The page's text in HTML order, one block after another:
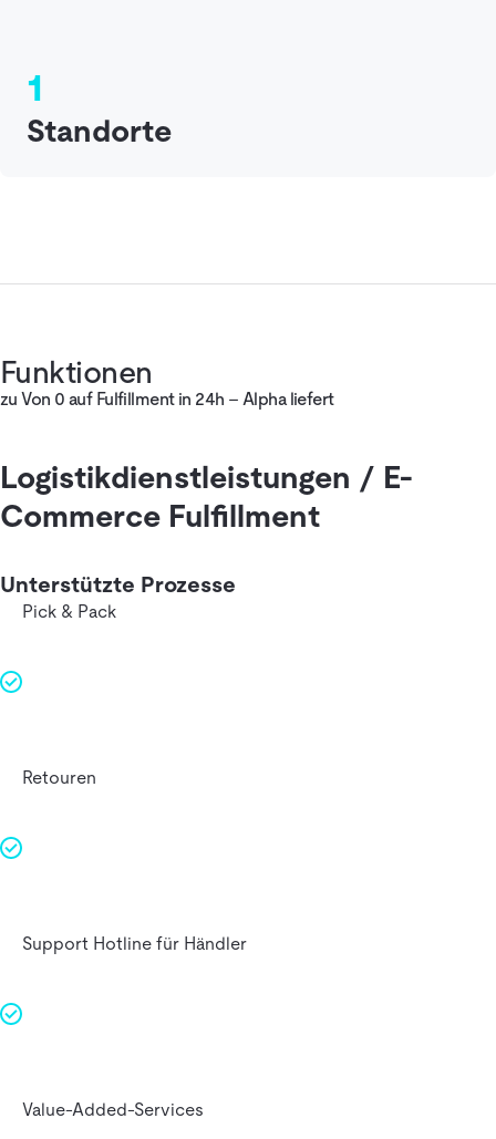
1
Standorte
Funktionen
zu Von 0 auf Fulfillment in 24h – Alpha liefert
Logistikdienstleistungen / E-
Commerce Fulfillment
Unterstützte Prozesse
Pick & Pack
Retouren
Support Hotline für Händler
Value-Added-Services